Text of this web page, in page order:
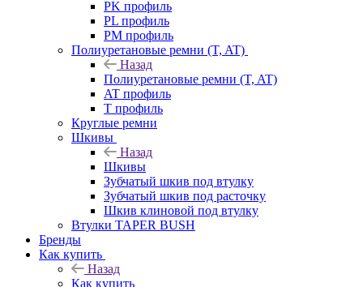
PK профиль
PL профиль
PM профиль
Полиуретановые ремни (T, AT)
Назад
Полиуретановые ремни (T, AT)
AT профиль
T профиль
Круглые ремни
Шкивы
Назад
Шкивы
Зубчатый шкив под втулку
Зубчатый шкив под расточку
Шкив клиновой под втулку
Втулки TAPER BUSH
Бренды
Как купить
Назад
Как купить